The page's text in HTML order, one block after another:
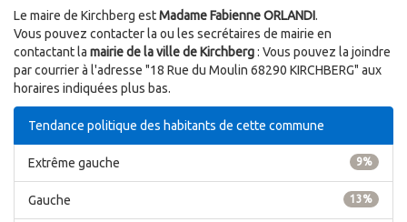
Le maire de Kirchberg estMadame Fabienne ORLANDI.
Vous pouvez contacter la ou les secrétaires de mairie en
contactant la mairie de la ville de Kirchberg: Vous pouvez la joindre
par courrier à l'adresse "18 Rue du Moulin 68290 KIRCHBERG" aux
horaires indiquées plus bas.
Tendance politique des habitants de cette commune
9%
Extrême gauche
13%
Gauche